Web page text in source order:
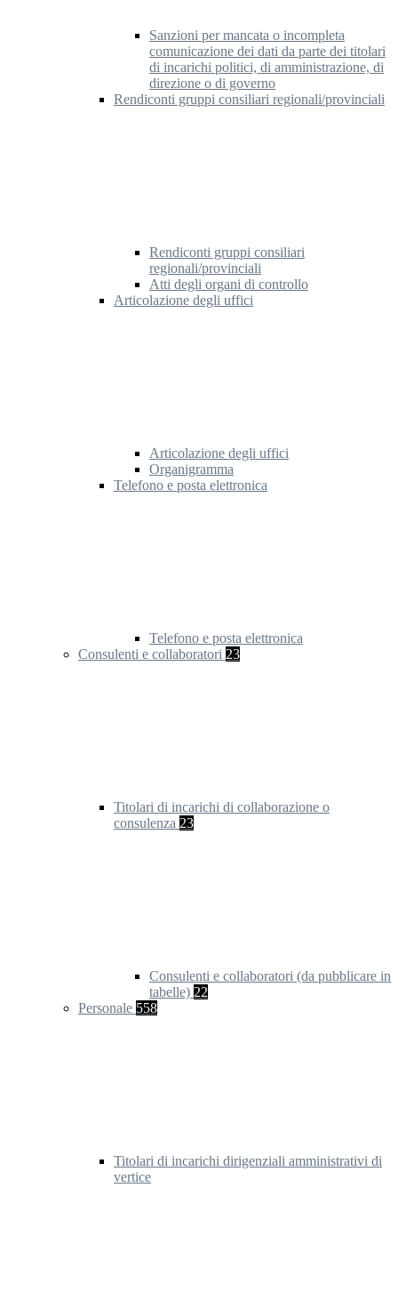
Sanzioni per mancata o incompleta
comunicazione dei dati da parte dei titolari
di incarichi politici, di amministrazione, di
direzione o di governo
Rendiconti gruppi consiliari regionali/provinciali
Rendiconti gruppi consiliari
regionali/provinciali
Atti degli organi di controllo
Articolazione degli uffici
Articolazione degli uffici
Organigramma
Telefono e posta elettronica
Telefono e posta elettronica
Consulenti e collaboratori 23
Titolari di incarichi di collaborazione o
consulenza 23
Consulenti e collaboratori (da pubblicare in
tabelle) 22
Personale 558
Titolari di incarichi dirigenziali amministrativi di
vertice